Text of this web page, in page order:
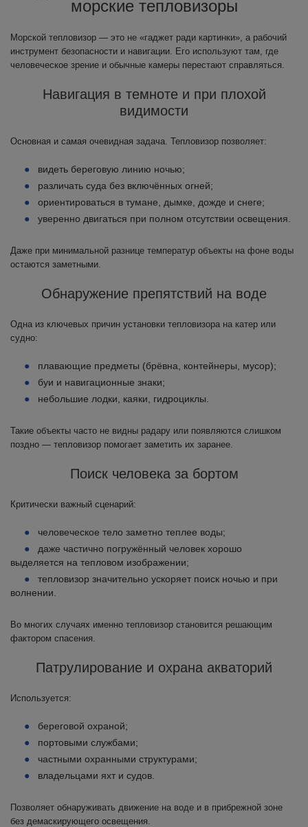
морские тепловизоры
Морской тепловизор — это не «гаджет ради картинки», а рабочий
инструмент безопасности и навигации. Его используют там, где
человеческое зрение и обычные камеры перестают справляться.
Навигация в темноте и при плохой
видимости
Основная и самая очевидная задача. Тепловизор позволяет:
видеть береговую линию ночью;
различать суда без включённых огней;
ориентироваться в тумане, дымке, дожде и снеге;
уверенно двигаться при полном отсутствии освещения.
Даже при минимальной разнице температур объекты на фоне воды
остаются заметными.
Обнаружение препятствий на воде
Одна из ключевых причин установки тепловизора на катер или
судно:
плавающие предметы (брёвна, контейнеры, мусор);
буи и навигационные знаки;
небольшие лодки, каяки, гидроциклы.
Такие объекты часто не видны радару или появляются слишком
поздно — тепловизор помогает заметить их заранее.
Поиск человека за бортом
Критически важный сценарий:
человеческое тело заметно теплее воды;
даже частично погружённый человек хорошо
выделяется на тепловом изображении;
тепловизор значительно ускоряет поиск ночью и при
волнении.
Во многих случаях именно тепловизор становится решающим
фактором спасения.
Патрулирование и охрана акваторий
Используется:
береговой охраной;
портовыми службами;
частными охранными структурами;
владельцами яхт и судов.
Позволяет обнаруживать движение на воде и в прибрежной зоне
без демаскирующего освещения.